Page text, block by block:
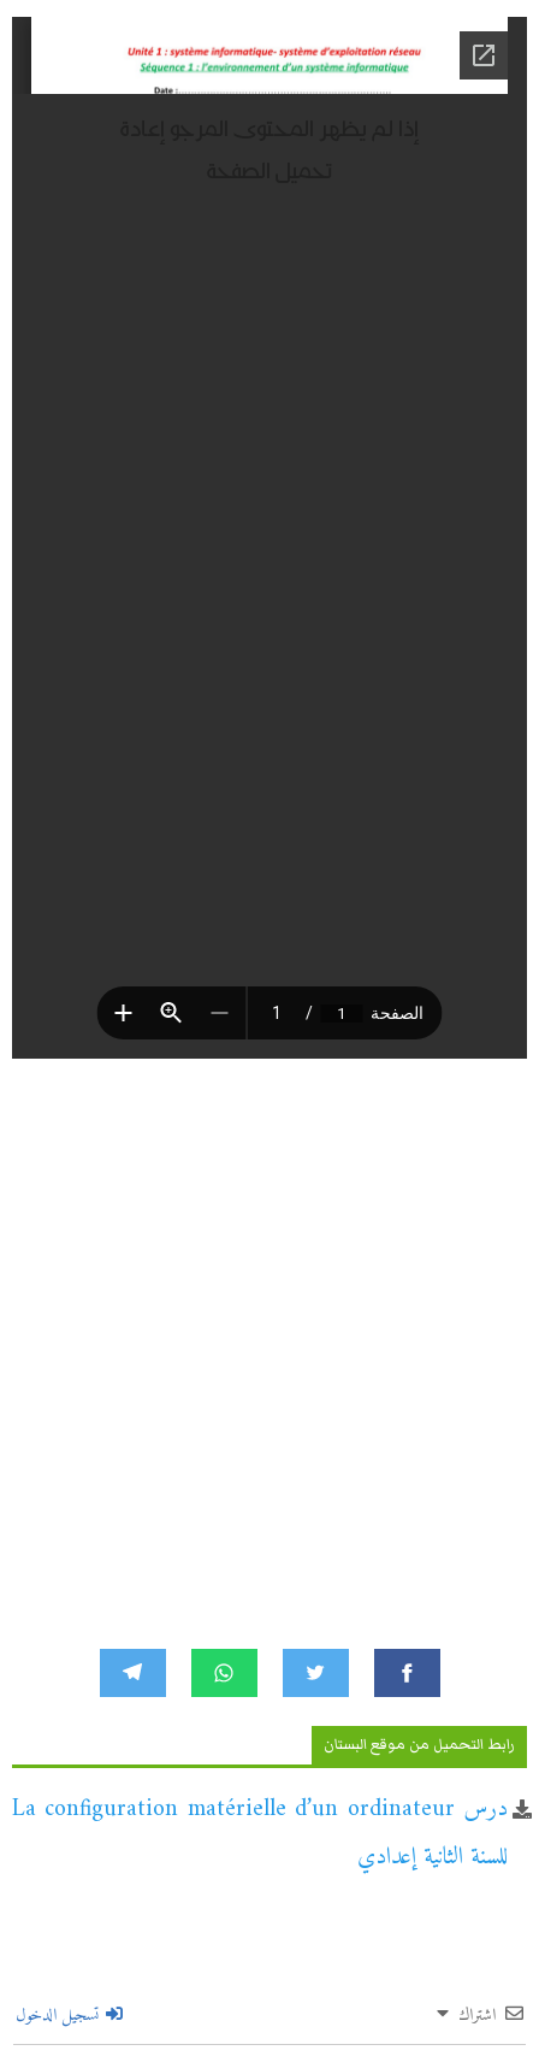
رابط التحميل من موقع البستان
درس La configuration matérielle d’un ordinateur
للسنة الثانية إعدادي
اشتراك تسجيل الدخول